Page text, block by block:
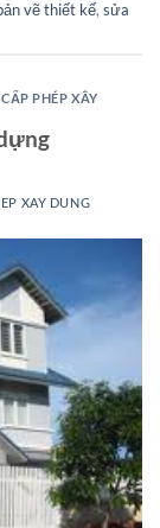
vẽ thiết kế, sửa
PHÉP XÂY
XAY DUNG